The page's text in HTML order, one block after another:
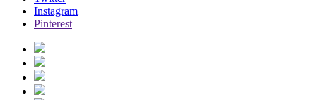
Instagram
Pinterest